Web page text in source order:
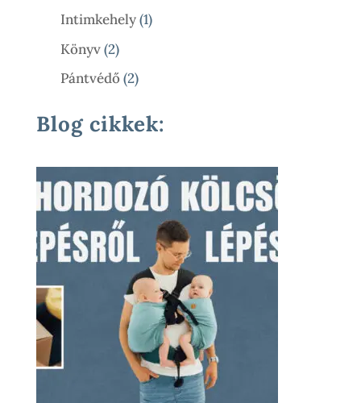
Intimkehely 11
Könyv 22
Termék
Pántvédő 22
Blog cikkek: